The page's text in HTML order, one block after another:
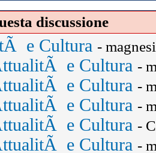
discussione
e Cultura -
e Cultura -
e Cultura -
e Cultura -
e Cultura -
e Cultura -